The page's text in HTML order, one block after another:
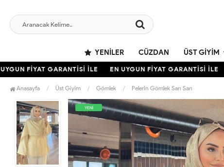
YENILER CÜZDAN ÜST GIYIM
FİYAT GARANTİSİ İLE EN UYGUN FİYAT GARANTİSİ İLE
Anasayfa Üst Giyim Gömlek Pelerin Gömlek Sarı Sarı
YENİ